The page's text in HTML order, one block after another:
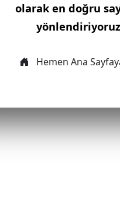
olarak en doğru
Hemen Ana